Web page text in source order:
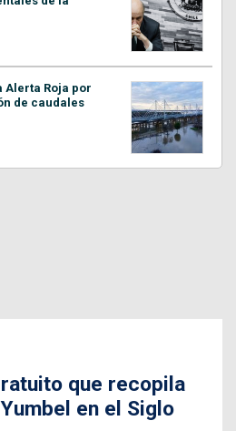
Alerta Roja por
de caudales
que recopila
en el Siglo